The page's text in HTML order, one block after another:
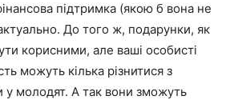
підтримка (якою б вона не
До того ж, подарунки, як
корисними, але ваші особисті
можуть кілька різнитися з
у молодят. А так вони зможуть